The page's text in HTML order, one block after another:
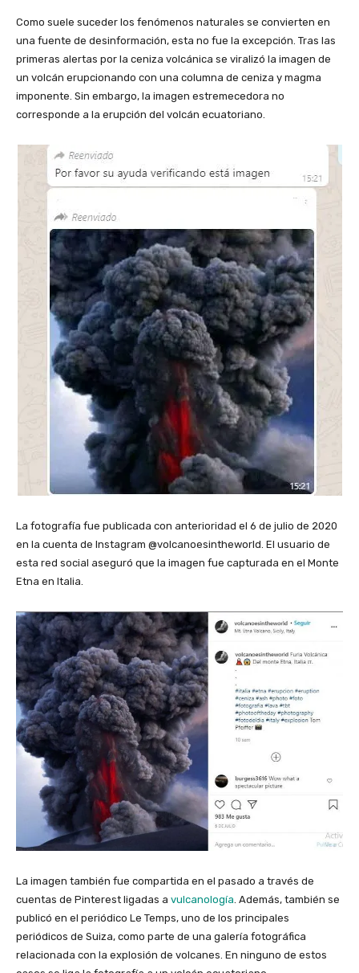
Como suele suceder los fenómenos naturales se convierten en
una fuente de desinformación, esta no fue la excepción. Tras las
primeras alertas por la ceniza volcánica se viralizó la imagen de
un volcán erupcionando con una columna de ceniza y magma
imponente. Sin embargo, la imagen estremecedora no
corresponde a la erupción del volcán ecuatoriano.
La fotografía fue publicada con anterioridad el 6 de julio de 2020
en la cuenta de Instagram @volcanoesintheworld . El usuario de
esta red social aseguró que la imagen fue capturada en el Monte
Etna en Italia.
La imagen también fue compartida en el pasado a través de
cuentas de Pinterest ligadas a vulcanología. Además, también se
publicó en el periódico Le Temps, uno de los principales
periódicos de Suiza, como parte de una galería fotográfica
relacionada con la explosión de volcanes. En ninguno de estos